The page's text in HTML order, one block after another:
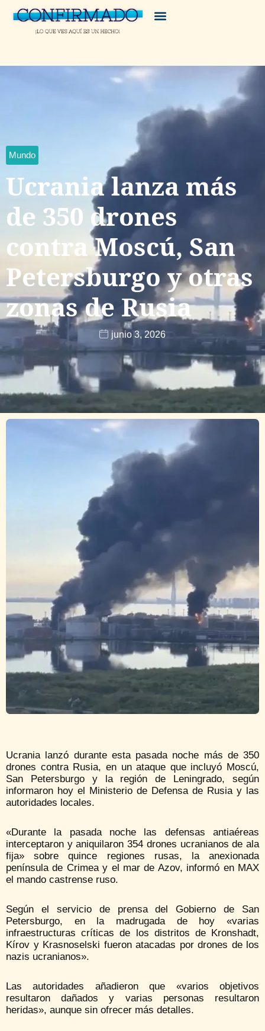
Mundo
Ucrania lanza más
de 350 drones
contra Moscú, San
Petersburgo y otras
zonas de Rusia
junio 3, 2026
Ucrania lanzó durante esta pasada noche más de 350
drones contra Rusia, en un ataque que incluyó Moscú,
San Petersburgo y la región de Leningrado, según
informaron hoy el Ministerio de Defensa de Rusia y las
autoridades locales.
«Durante la pasada noche las defensas antiaéreas
interceptaron y aniquilaron 354 drones ucranianos de ala
fija» sobre quince regiones rusas, la anexionada
península de Crimea y el mar de Azov, informó en MAX
el mando castrense ruso.
Según el servicio de prensa del Gobierno de San
Petersburgo, en la madrugada de hoy «varias
infraestructuras críticas de los distritos de Kronshadt,
Kírov y Krasnoselski fueron atacadas por drones de los
nazis ucranianos».
Las autoridades añadieron que «varios objetivos
resultaron dañados y varias personas resultaron
heridas», aunque sin ofrecer más detalles.